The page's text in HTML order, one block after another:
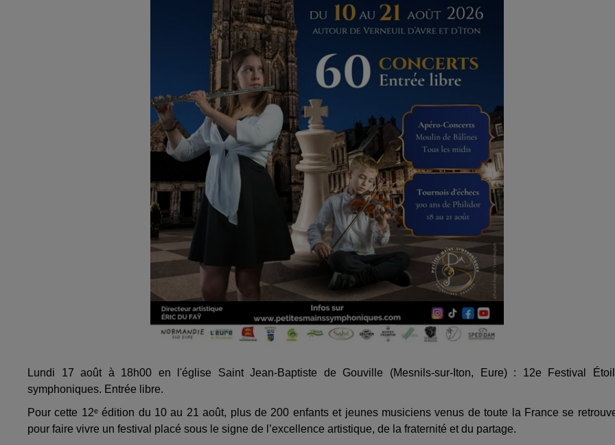
Lundi 17 août à 18h00 en l'église Saint Jean-Baptiste de Gouville (Mesnils-sur-Iton, Eure) : 12e Festival
symphoniques. Entrée libre.
Pour cette 12ᵉ édition du 10 au 21 août, plus de 200 enfants et jeunes musiciens venus de toute la France se
pour faire vivre un festival placé sous le signe de l’excellence artistique, de la fraternité et du partage.